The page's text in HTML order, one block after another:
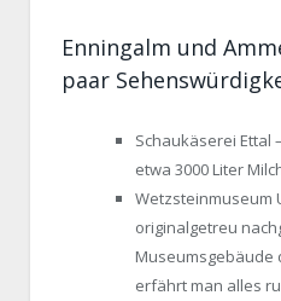
Enningalm und
paar
Schaukäserei Ettal
etwa 3000 Liter
Wetzsteinmuseum
originalgetreu
Museumsgebäude
erfährt man alles